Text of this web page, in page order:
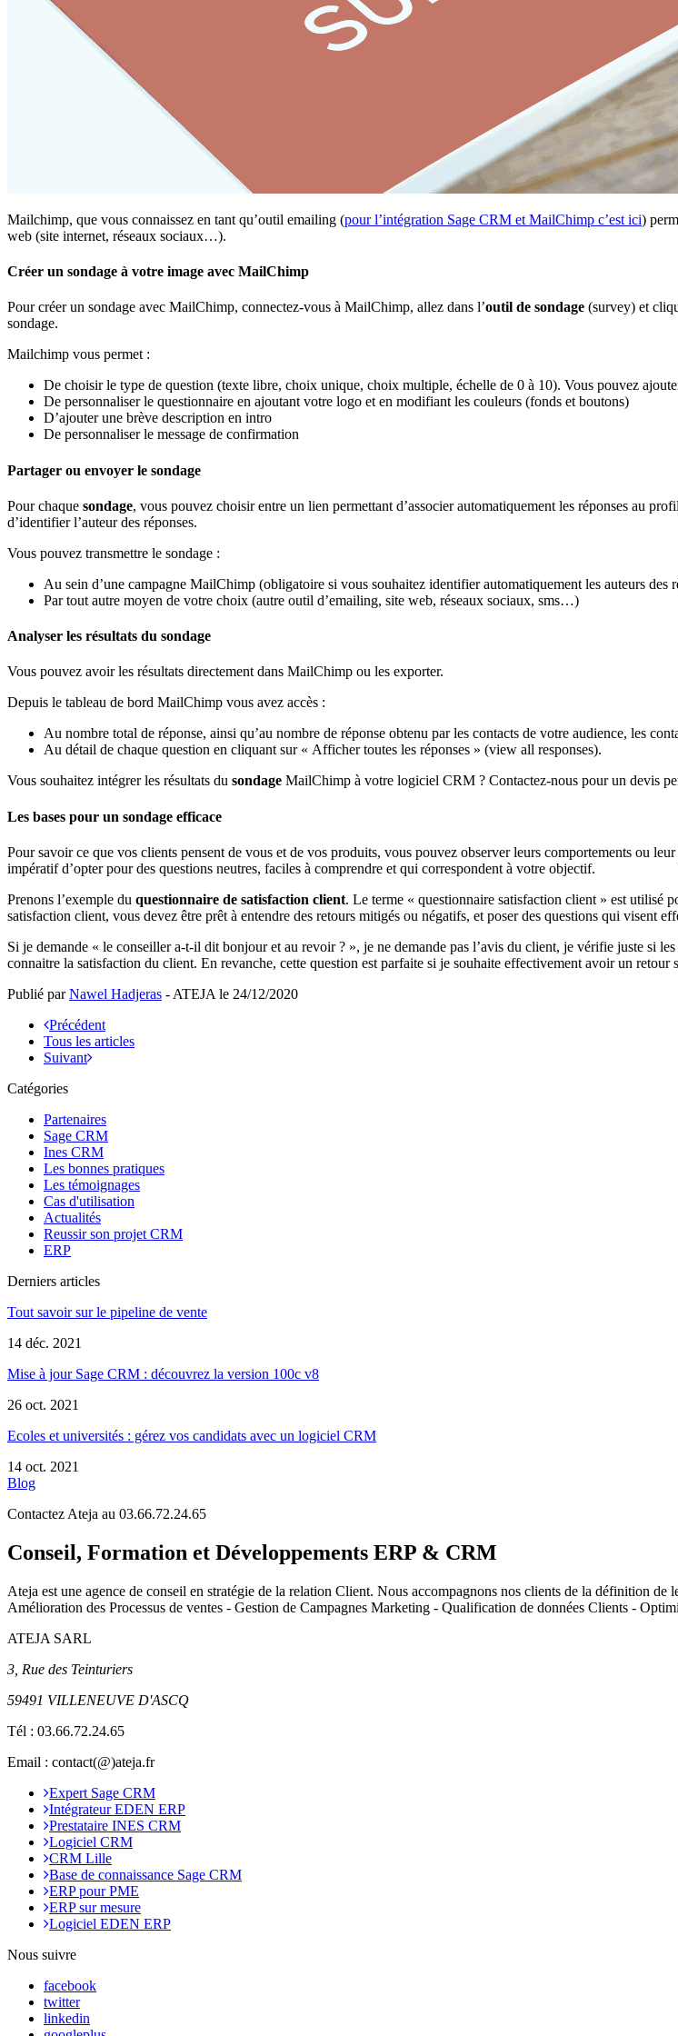
Mailchimp, que vous connaissez en tant qu’outil emailing (pour l’intégration Sage CRM et MailChimp c’est ici)
web (site internet, réseaux sociaux…).
Créer un sondage à votre image avec MailChimp
Pour créer un sondage avec MailChimp, connectez-vous à MailChimp, allez dans l’outil de sondage (survey) et
sondage.
Mailchimp vous permet :
De choisir le type de question (texte libre, choix unique, choix multiple, échelle de 0 à 10). Vous pouvez
De personnaliser le questionnaire en ajoutant votre logo et en modifiant les couleurs (fonds et boutons)
D’ajouter une brève description en intro
De personnaliser le message de confirmation
Partager ou envoyer le sondage
Pour chaque sondage, vous pouvez choisir entre un lien permettant d’associer automatiquement les réponses au
d’identifier l’auteur des réponses.
Vous pouvez transmettre le sondage :
Au sein d’une campagne MailChimp (obligatoire si vous souhaitez identifier automatiquement les auteurs des
Par tout autre moyen de votre choix (autre outil d’emailing, site web, réseaux sociaux, sms…)
Analyser les résultats du sondage
Vous pouvez avoir les résultats directement dans MailChimp ou les exporter.
Depuis le tableau de bord MailChimp vous avez accès :
Au nombre total de réponse, ainsi qu’au nombre de réponse obtenu par les contacts de votre audience, les
Au détail de chaque question en cliquant sur « Afficher toutes les réponses » (view all responses).
Vous souhaitez intégrer les résultats du sondage MailChimp à votre logiciel CRM ? Contactez-nous pour un devis
Les bases pour un sondage efficace
Pour savoir ce que vos clients pensent de vous et de vos produits, vous pouvez observer leurs comportements ou
impératif d’opter pour des questions neutres, faciles à comprendre et qui correspondent à votre objectif.
Prenons l’exemple du questionnaire de satisfaction client. Le terme « questionnaire satisfaction client » est utilisé
satisfaction client, vous devez être prêt à entendre des retours mitigés ou négatifs, et poser des questions qui visent
Si je demande « le conseiller a-t-il dit bonjour et au revoir ? », je ne demande pas l’avis du client, je vérifie juste si
connaitre la satisfaction du client. En revanche, cette question est parfaite si je souhaite effectivement avoir un retour
Publié parNawel Hadjeras - ATEJA le 24/12/2020
Précédent
Tous les articles
Suivant
Catégories
Partenaires
Sage CRM
Ines CRM
Les bonnes pratiques
Les témoignages
Cas d'utilisation
Actualités
Reussir son projet CRM
ERP
Derniers articles
Tout savoir sur le pipeline de vente
14 déc. 2021
Mise à jour Sage CRM : découvrez la version 100c v8
26 oct. 2021
Ecoles et universités : gérez vos candidats avec un logiciel CRM
14 oct. 2021
Blog
Contactez Ateja au 03.66.72.24.65
Conseil, Formation et Développements ERP & CRM
Ateja est une agence de conseil en stratégie de la relation Client. Nous accompagnons nos clients de la définition de
Amélioration des Processus de ventes - Gestion de Campagnes Marketing - Qualification de données Clients -
ATEJA SARL
3, Rue des Teinturiers
59491 VILLENEUVE D'ASCQ
Tél : 03.66.72.24.65
Email : contact(@)ateja.fr
Expert Sage CRM
Intégrateur EDEN ERP
Prestataire INES CRM
Logiciel CRM
CRM Lille
Base de connaissance Sage CRM
ERP pour PME
ERP sur mesure
Logiciel EDEN ERP
Nous suivre
facebook
twitter
linkedin